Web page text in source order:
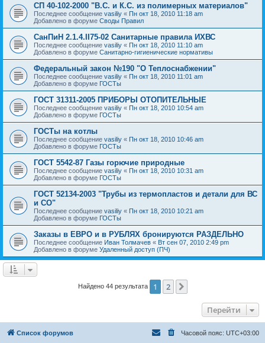
СП 40-102-2000 "В.С. и К.С. из полимерных материалов"
Последнее сообщение vasiliy « Пн окт 18, 2010 11:18 am
Добавлено в форуме Своды Правил
СанПиН 2.1.4.II75-02 Санитарные правила ИХВС
Последнее сообщение vasiliy « Пн окт 18, 2010 11:10 am
Добавлено в форуме Санитарно-гигиенические нормативы
Федеральный закон №190 "О Теплоснабжении"
Последнее сообщение vasiliy « Пн окт 18, 2010 11:01 am
Добавлено в форуме ГОСТы
ГОСТ 31311-2005 ПРИБОРЫ ОТОПИТЕЛЬНЫЕ
Последнее сообщение vasiliy « Пн окт 18, 2010 10:54 am
Добавлено в форуме ГОСТы
ГОСТы на котлы
Последнее сообщение vasiliy « Пн окт 18, 2010 10:46 am
Добавлено в форуме ГОСТы
ГОСТ 5542-87 Газы горючие природные
Последнее сообщение vasiliy « Пн окт 18, 2010 10:31 am
Добавлено в форуме ГОСТы
ГОСТ 52134-2003 "Трубы из термопластов и детали для ВС
и СО"
Последнее сообщение vasiliy « Пн окт 18, 2010 10:21 am
Добавлено в форуме ГОСТы
Заказы в ЕВРО и в РУБЛЯХ бронируются РАЗДЕЛЬНО
Последнее сообщение Иван Толмачев « Вт сен 07, 2010 2:49 pm
Добавлено в форуме Удаленный доступ (ПЧ)
Найдено 44 результата 1 2
Перейти
Список форумов Часовой пояс: UTC+03:00